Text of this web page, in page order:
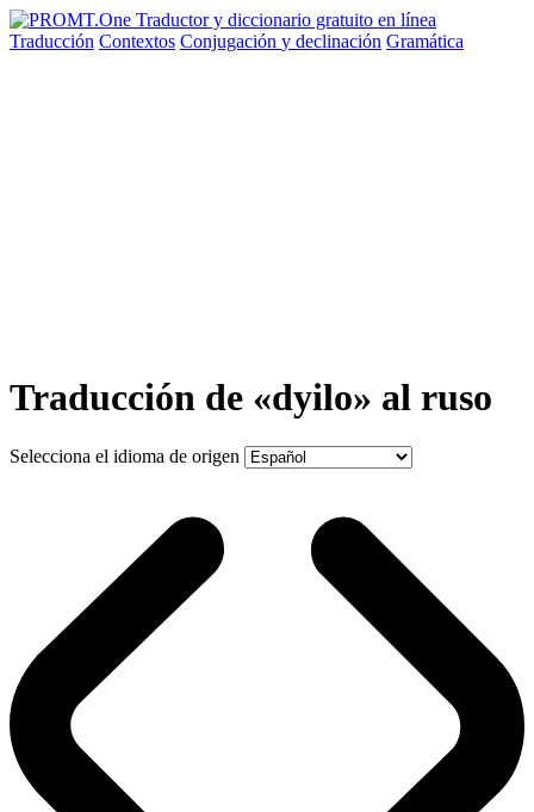
Traducción Contextos Conjugación y declinación Gramática
Traducción de «dyilo» al ruso
Selecciona el idioma de origen